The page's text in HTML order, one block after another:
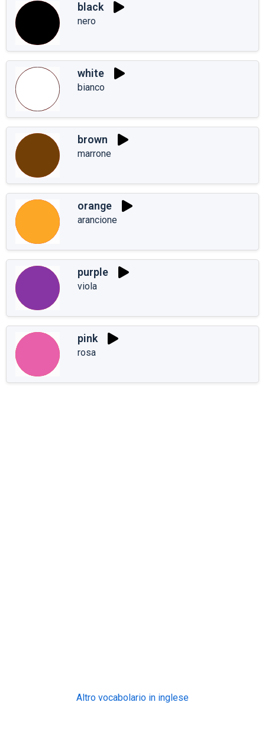
black
nero
white
bianco
brown
marrone
orange
arancione
purple
viola
pink
rosa
Altro vocabolario in inglese